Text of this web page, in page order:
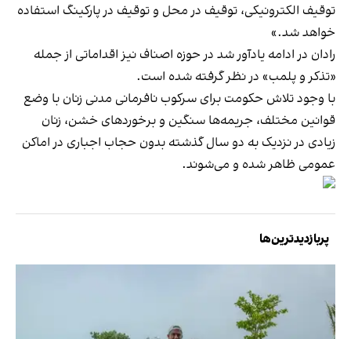
توقیف الکترونیکی، توقیف در محل و توقیف در پارکینگ استفاده
خواهد شد.»
رادان در ادامه یادآور شد در حوزه اصناف نیز اقداماتی از جمله
«تذکر و پلمب» در نظر گرفته شده است.
با وجود تلاش حکومت برای سرکوب نافرمانی مدنی زنان با وضع
قوانین مختلف، جریمه‌ها سنگین و برخوردهای خشن، زنان
زیادی در نزدیک به دو سال گذشته بدون حجاب اجباری در اماکن
عمومی ظاهر شده و می‌شوند.
پربازدیدترین‌ها